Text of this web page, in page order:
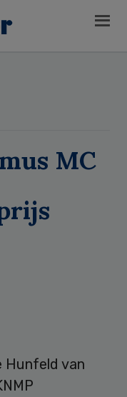
MC
Hunfeld van